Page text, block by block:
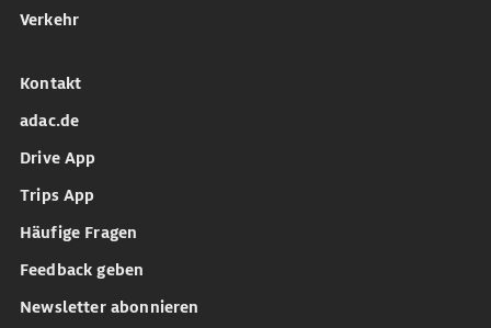
Verkehr
Kontakt
adac.de
Drive App
Trips App
Häufige Fragen
Feedback geben
Newsletter abonnieren